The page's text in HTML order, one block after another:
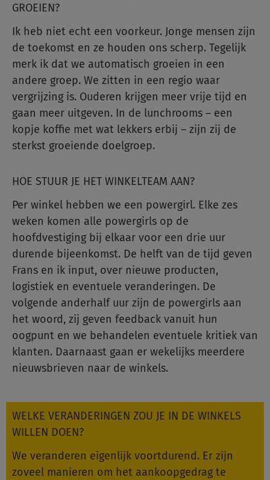
GROEIEN?
Ik heb niet echt een voorkeur. Jonge mensen zijn
de toekomst en ze houden ons scherp. Tegelijk
merk ik dat we automatisch groeien in een
andere groep. We zitten in een regio waar
vergrijzing is. Ouderen krijgen meer vrije tijd en
gaan meer uitgeven. In de lunchrooms – een
kopje koffie met wat lekkers erbij – zijn zij de
sterkst groeiende doelgroep.
HOE STUUR JE HET WINKELTEAM AAN?
Per winkel hebben we een powergirl. Elke zes
weken komen alle powergirls op de
hoofdvestiging bij elkaar voor een drie uur
durende bijeenkomst. De helft van de tijd geven
Frans en ik input, over nieuwe producten,
logistiek en eventuele veranderingen. De
volgende anderhalf uur zijn de powergirls aan
het woord, zij geven feedback vanuit hun
oogpunt en we behandelen eventuele kritiek van
klanten. Daarnaast gaan er wekelijks meerdere
nieuwsbrieven naar de winkels.
WELKE VERANDERINGEN ZOU JE IN DE WINKELS
WILLEN DOEN?
We veranderen eigenlijk voortdurend. Er zijn
zoveel manieren om het aankoopgedrag te